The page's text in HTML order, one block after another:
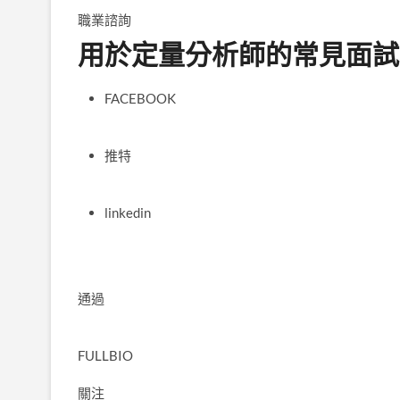
職業諮詢
用於定量分析師的常見面
FACEBOOK
推特
linkedin
通過
FULLBIO
關注